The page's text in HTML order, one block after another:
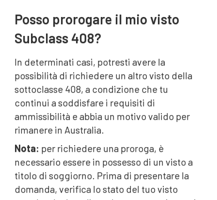
Posso prorogare il mio visto
Subclass 408?
In determinati casi, potresti avere la
possibilità di richiedere un altro visto della
sottoclasse 408, a condizione che tu
continui a soddisfare i requisiti di
ammissibilità e abbia un motivo valido per
rimanere in Australia.
Nota: per richiedere una proroga, è
necessario essere in possesso di un visto a
titolo di soggiorno. Prima di presentare la
domanda, verifica lo stato del tuo visto